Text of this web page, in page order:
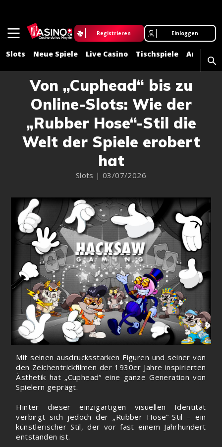
Registrieren Einloggen
Slots Neue Spiele Live Casino Tischspiele Angebote
Von „Cuphead“ bis zu
Online-Slots: Wie der
„Rubber Hose“-Stil die
Welt der Spiele erobert
hat
Slots | 03/07/2026
Mit seinen ausdrucksstarken Figuren und seiner von
den Zeichentrickfilmen der 1930er Jahre inspirierten
Ästhetik hat „Cuphead“ eine ganze Generation von
Spielern geprägt.
Hinter dieser einzigartigen visuellen Identität
verbirgt sich jedoch der „Rubber Hose“-Stil – ein
künstlerischer Stil, der vor fast einem Jahrhundert
entstanden ist.